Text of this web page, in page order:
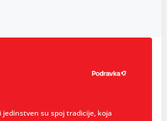
jedinstven su spoj tradicije, koja